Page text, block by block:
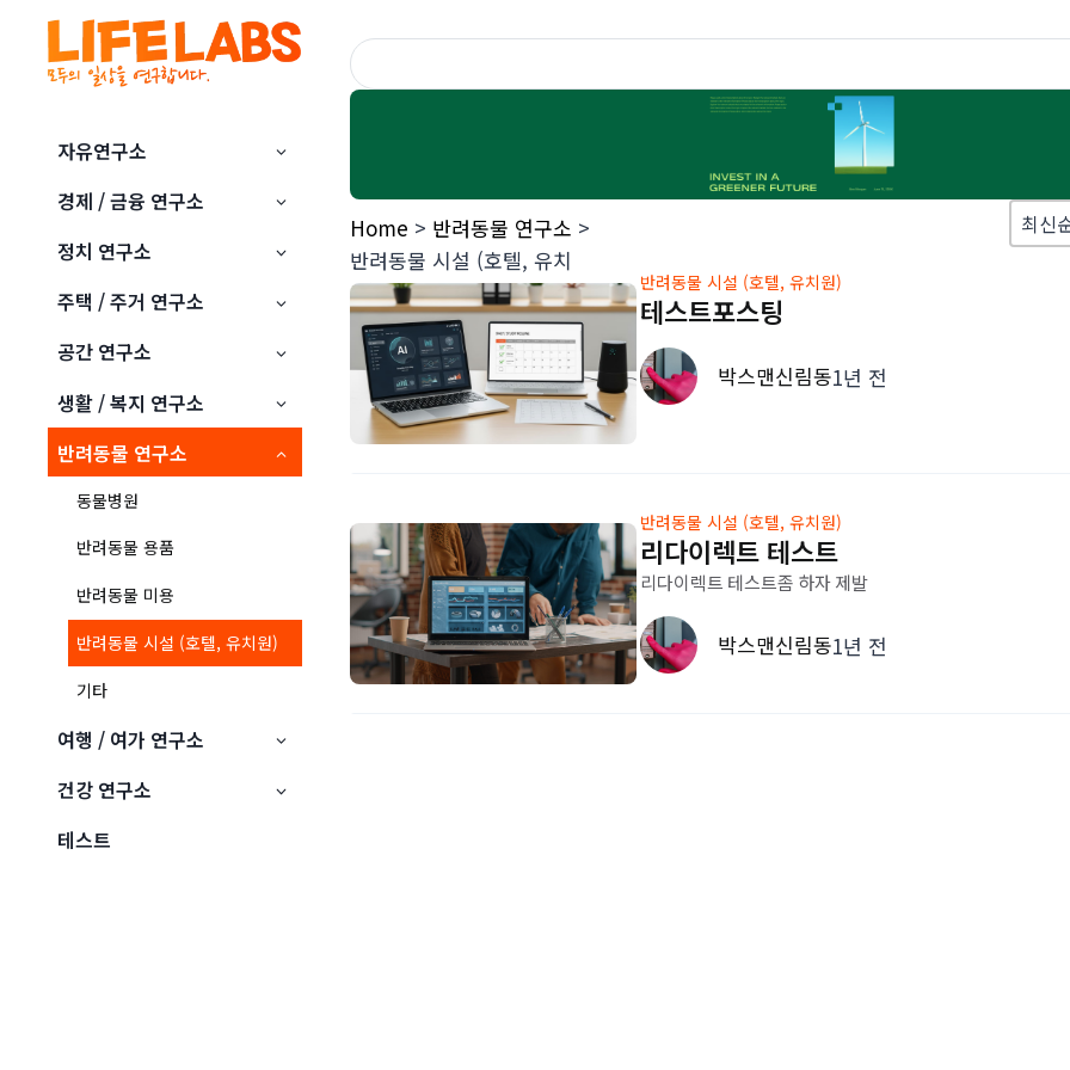
content
자유연구소
경제 / 금융 연구소
정치 연구소
주택 / 주거 연구소
공간 연구소
생활 / 복지 연구소
반려동물 연구소
동물병원
반려동물 용품
반려동물 미용
반려동물 시설 (호텔, 유치원)
기타
여행 / 여가 연구소
건강 연구소
테스트
Home > 반려동물 연구소 >
반려동물 시설 (호텔, 유치
원)
Sort
Sort
최신
Sort
반려동물 시설 (호텔, 유치원)
테스트포스팅
박스맨신림동1년 전
반려동물 시설 (호텔, 유치원)
리다이렉트 테스트
리다이렉트 테스트좀 하자 제발
박스맨신림동1년 전